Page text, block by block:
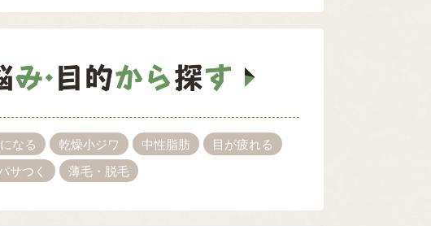
なる 乾燥小ジワ 中性脂肪
目が疲れる
サつく 薄毛・脱毛